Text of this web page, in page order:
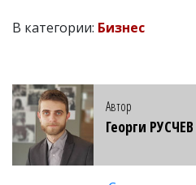
В категории: Бизнес
Автор
Георги РУСЧЕВ